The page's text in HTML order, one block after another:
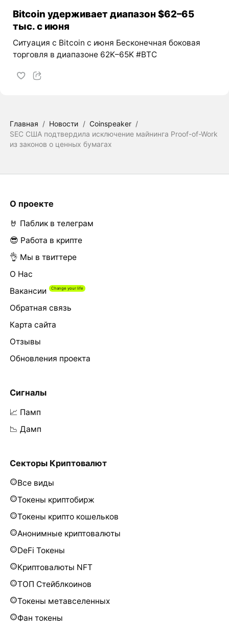
Bitcoin удерживает диапазон $62–65
тыс. с июня
Ситуация с Bitcoin с июня Бесконечная боковая
торговля в диапазоне 62K–65K #BTC
Главная / Новости / Coinspeaker /
SEC США подтвердила исключение майнинга Proof-of-Work
из законов о ценных бумагах
О проекте
🤘 Паблик в телеграм
😎 Работа в крипте
👌 Мы в твиттере
О Нас
Вакансии
Обратная связь
Карта сайта
Отзывы
Обновления проекта
Сигналы
📈 Памп
📉 Дамп
Секторы Криптовалют
Все виды
Токены криптобирж
Токены крипто кошельков
Анонимные криптовалюты
DeFi Токены
Криптовалюты NFT
ТОП Стейблкоинов
Токены метавселенных
Фан токены